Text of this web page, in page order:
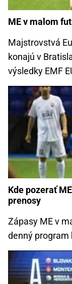
ME v malom
Majstrovstvá
konajú v
výsledky EMF
Kde pozerať
prenosy
Zápasy ME v
denný program